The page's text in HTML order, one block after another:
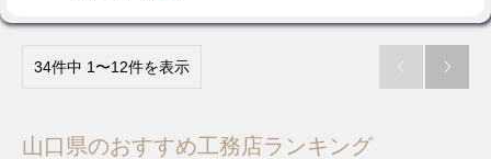
34件中 1〜12件を表示  
山口県のおすすめ工務店ランキング